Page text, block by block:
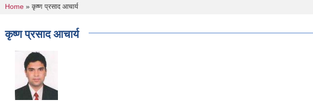
You are here
Home » कृष्ण प्रसाद आचार्य
कृष्ण प्रसाद आचार्य